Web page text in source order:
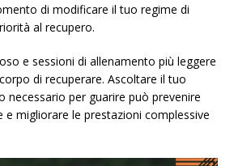
di modificare il tuo regime di
al recupero.
e sessioni di allenamento più leggere
di recuperare. Ascoltare il tuo
necessario per guarire può prevenire
e migliorare le prestazioni complessive